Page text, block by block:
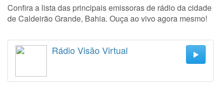
Confira a lista das principais emissoras de rádio da cidade
de Caldeirão Grande, Bahia. Ouça ao vivo agora mesmo!
Rádio Visão Virtual